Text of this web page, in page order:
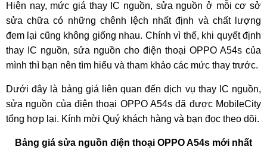
Hiện nay, mức giá thay IC nguồn, sửa nguồn ở mỗi cơ sở
sửa chữa có những chênh lệch nhất định và chất lượng
đem lại cũng không giống nhau. Chính vì thế, khi quyết định
thay IC nguồn, sửa nguồn cho điện thoại OPPO A54s của
mình thì bạn nên tìm hiểu và tham khảo các mức thay trước.
Dưới đây là bảng giá liên quan đến dịch vụ thay IC nguồn,
sửa nguồn của điện thoại OPPO A54s đã được MobileCity
tổng hợp lại. Kính mời Quý khách hàng và bạn đọc theo dõi.
Bảng giá sửa nguồn điện thoại OPPO A54s mới nhất